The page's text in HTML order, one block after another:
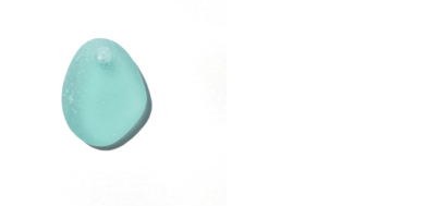
アクセサリー用シーグラス素材
(水色系) AS-20